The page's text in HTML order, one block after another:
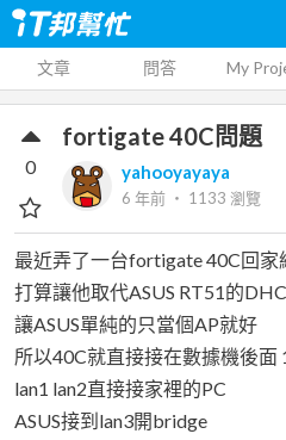
文章 問答 My
fortigate 40C問題
yahooyayaya
6 年前 ‧ 1133 瀏覽
0
最近弄了一台fortigate 40C回家
打算讓他取代ASUS RT51的
讓ASUS單純的只當個AP就好
所以40C就直接接在數據機後
lan1 lan2直接接家裡的PC
ASUS接到lan3開bridge